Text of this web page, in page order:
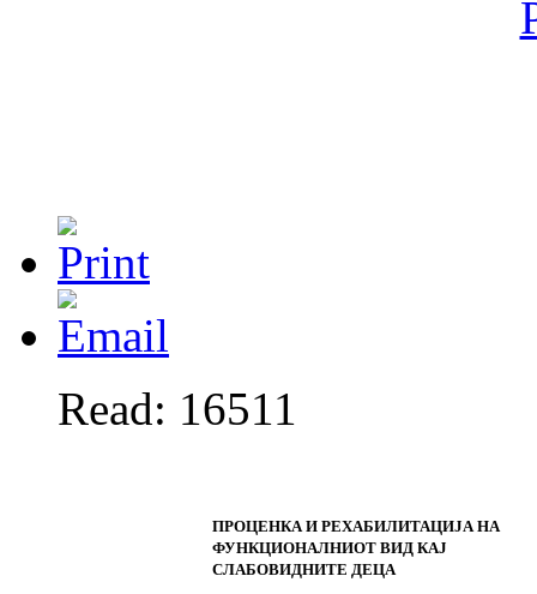
Read: 16511
ПРОЦЕНКА И РЕХАБИЛИТАЦИЈА НА
ФУНКЦИОНАЛНИОТ ВИД КАЈ
СЛАБОВИДНИТЕ ДЕЦА